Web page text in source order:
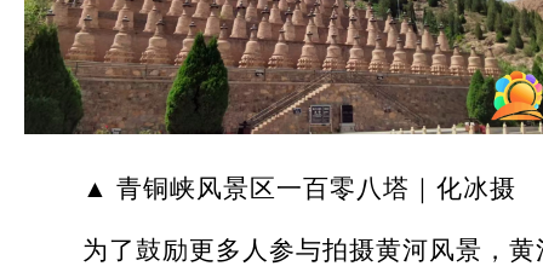
▲ 青铜峡风景区一百零八塔｜化冰摄
为了鼓励更多人参与拍摄黄河风景，黄